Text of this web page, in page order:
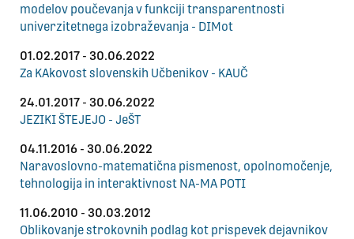
modelov poučevanja v funkciji transparentnosti
univerzitetnega izobraževanja - DIMot
01.02.2017 - 30.06.2022
Za KAkovost slovenskih Učbenikov - KAUČ
24.01.2017 - 30.06.2022
JEZIKI ŠTEJEJO - JeŠT
04.11.2016 - 30.06.2022
Naravoslovno-matematična pismenost, opolnomočenje,
tehnologija in interaktivnost NA-MA POTI
11.06.2010 - 30.03.2012
Oblikovanje strokovnih podlag kot prispevek dejavnikov